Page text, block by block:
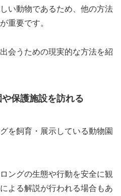
い動物であるため、他の方法
重要です。
会うための現実的な方法を紹
保護施設を訪れる
を飼育・展示している動物園
ングの生態や行動を安全に観
よる解説が行われる場合もあ